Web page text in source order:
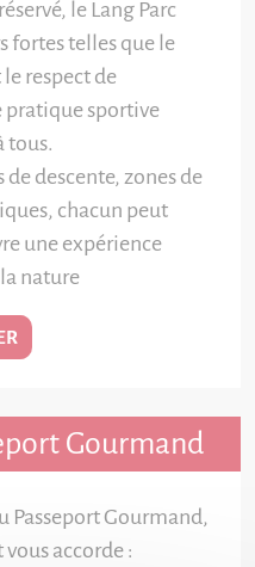
le Lang Parc
fortes telles que le
respect de
pratique sportive
tous.
descente, zones de
chacun peut
une expérience
nature
Gourmand
Passeport Gourmand,
accorde :